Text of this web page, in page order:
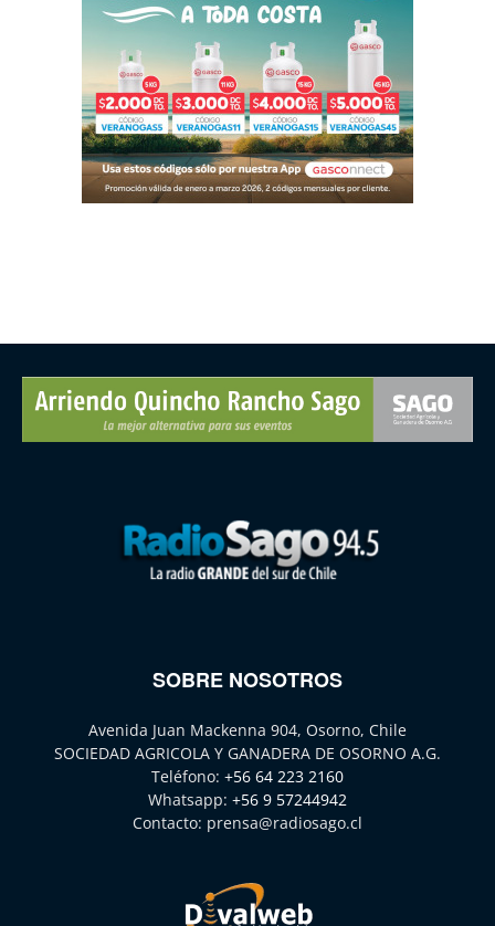
SOBRE NOSOTROS
Avenida Juan Mackenna 904, Osorno, Chile
SOCIEDAD AGRICOLA Y GANADERA DE OSORNO A.G.
Teléfono: +56 64 223 2160
Whatsapp: +56 9 57244942
Contacto: prensa@radiosago.cl